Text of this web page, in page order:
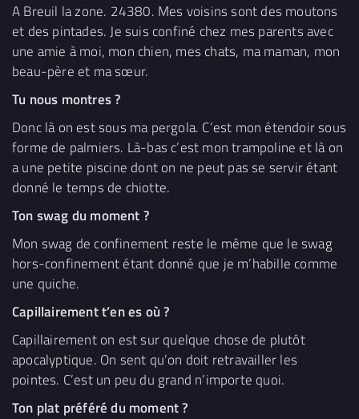
A Breuil la zone. 24380. Mes voisins sont des moutons
et des pintades. Je suis confiné chez mes parents avec
une amie à moi, mon chien, mes chats, ma maman, mon
beau-père et ma sœur.
Tu nous montres ?
Donc là on est sous ma pergola. C’est mon étendoir sous
forme de palmiers. Là-bas c’est mon trampoline et là on
a une petite piscine dont on ne peut pas se servir étant
donné le temps de chiotte.
Ton swag du moment ?
Mon swag de confinement reste le même que le swag
hors-confinement étant donné que je m’habille comme
une quiche.
Capillairement t’en es où ?
Capillairement on est sur quelque chose de plutôt
apocalyptique. On sent qu’on doit retravailler les
pointes. C’est un peu du grand n’importe quoi.
Ton plat préféré du moment ?